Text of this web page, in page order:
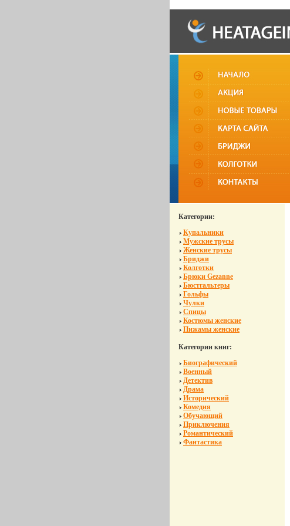
Категории:
Купальники
Мужские трусы
Женские трусы
Бриджи
Колготки
Брюки Gezanne
Бюстгальтеры
Гольфы
Чулки
Спицы
Костюмы женские
Пижамы женские
Категории книг:
Биографический
Военный
Детектив
Драма
Исторический
Комедия
Обучающий
Приключения
Романтический
Фантастика